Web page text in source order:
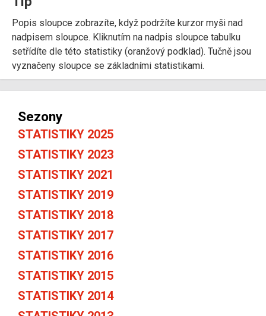
Popis sloupce zobrazíte, když podržíte kurzor myši nad
nadpisem sloupce. Kliknutím na nadpis sloupce tabulku
setřídíte dle této statistiky (oranžový podklad). Tučně jsou
vyznačeny sloupce se základními statistikami.
Sezony
STATISTIKY 2025
STATISTIKY 2023
STATISTIKY 2021
STATISTIKY 2019
STATISTIKY 2018
STATISTIKY 2017
STATISTIKY 2016
STATISTIKY 2015
STATISTIKY 2014